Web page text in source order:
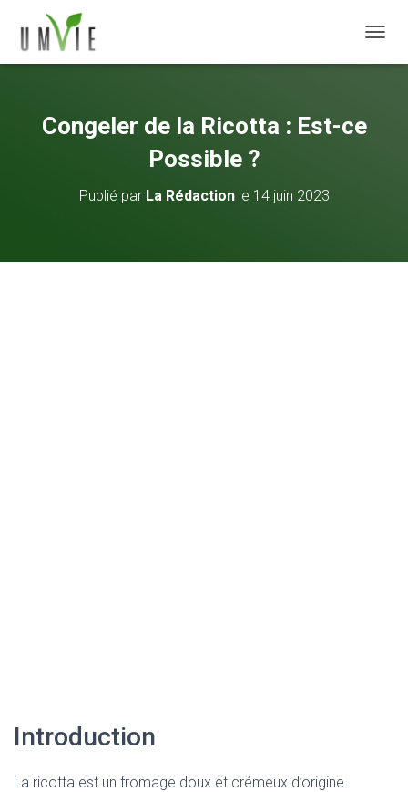
Congeler de la Ricotta : Est-ce
Possible ?
Publié par La Rédactionle 14 juin 2023
Introduction
La ricotta est un fromage doux et crémeux d’origine